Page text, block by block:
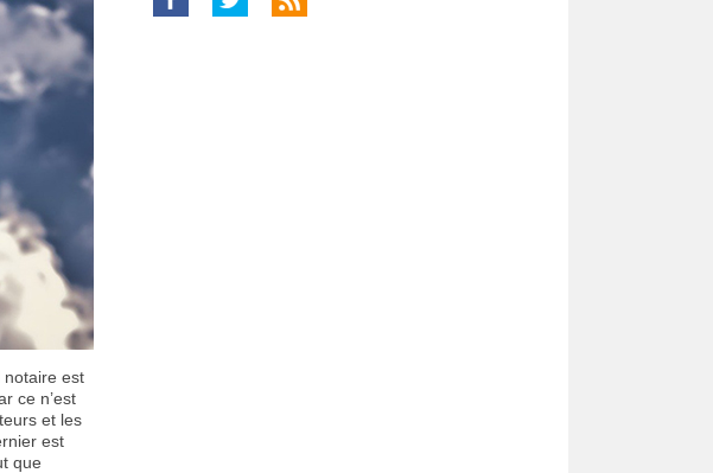
notaire est
ce n’est
et les
est
que